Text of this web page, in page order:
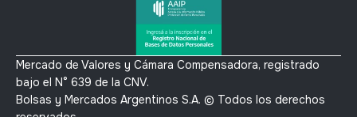
Mercado de Valores y Cámara Compensadora, registrado
bajo el N° 639 de la CNV.
Bolsas y Mercados Argentinos S.A. © Todos los derechos